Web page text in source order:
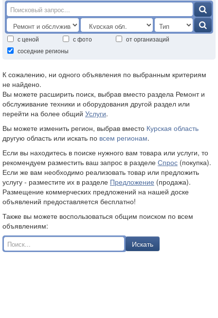
с ценой с фото
от организаций
соседние регионы
К сожалению, ни одного объявления по выбранным критериям
не найдено.
Вы можете расширить поиск, выбрав вместо раздела Ремонт и
обслуживание техники и оборудования другой раздел или
перейти на более общий Услуги.
Вы можете изменить регион, выбрав вместо Курская область
другую область или искать по всем регионам.
Если вы находитесь в поиске нужного вам товара или услуги, то
рекомендуем разместить ваш запрос в разделе Спрос (покупка).
Если же вам необходимо реализовать товар или предложить
услугу - разместите их в разделе Предложение (продажа).
Размещение коммерческих предложений на нашей доске
объявлений предоставляется бесплатно!
Также вы можете воспользоваться общим поиском по всем
объявлениям:
Искать